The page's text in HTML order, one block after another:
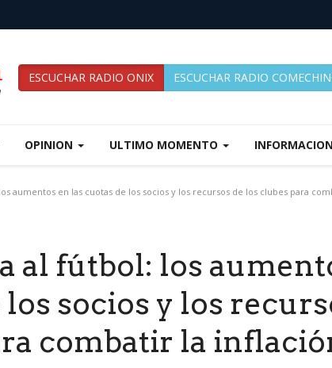
ESCUCHAR RADIO ONIX ESCUCHAR RADIO
OPINION ULTIMO MOMENTO INFORMACION
aumentos en las cuotas de los socios y los recursos de los clubes para
al fútbol: los
socios y los
combatir la